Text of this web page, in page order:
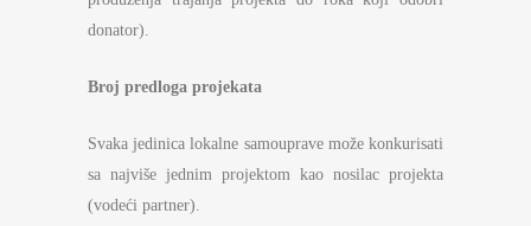
donator).
Broj predloga projekata
Svaka jedinica lokalne samouprave može konkurisati
sa najviše jednim projektom kao nosilac projekta
(vodeći partner).